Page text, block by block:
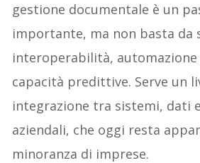
gestione documentale è un
importante, ma non basta da
interoperabilità, automazione
capacità predittive. Serve un
integrazione tra sistemi, dati
aziendali, che oggi resta
minoranza di imprese.